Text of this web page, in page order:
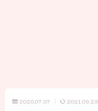
2020.07.07 2021.09.23